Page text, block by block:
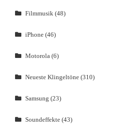
Filmmusik (48)
iPhone (46)
Motorola (6)
Neueste Klingeltöne (310)
Samsung (23)
Soundeffekte (43)